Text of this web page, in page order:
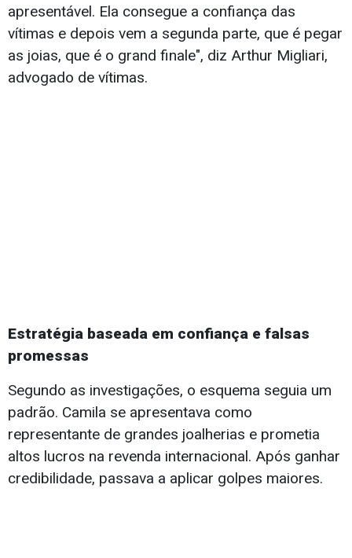
apresentável. Ela consegue a confiança das
vítimas e depois vem a segunda parte, que é pegar
as joias, que é o grand finale", diz Arthur Migliari,
advogado de vítimas.
Estratégia baseada em confiança e falsas
promessas
Segundo as investigações, o esquema seguia um
padrão. Camila se apresentava como
representante de grandes joalherias e prometia
altos lucros na revenda internacional. Após ganhar
credibilidade, passava a aplicar golpes maiores.